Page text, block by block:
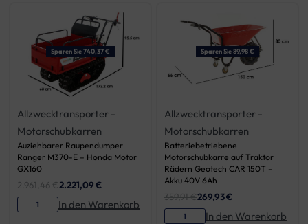
Sparen Sie 740,37 €
Allzwecktransporter -
Motorschubkarren
Auziehbarer Raupendumper
Ranger M370-E – Honda Motor
GX160
2.961,46€2.221,09€
In den Warenkorb
Sparen Sie 89,98 €
Allzwecktransporter -
Motorschubkarren
Batteriebetriebene
Motorschubkarre auf Traktor
Rädern Geotech CAR 150T –
Akku 40V 6Ah
359,91€269,93€
In den Warenkorb